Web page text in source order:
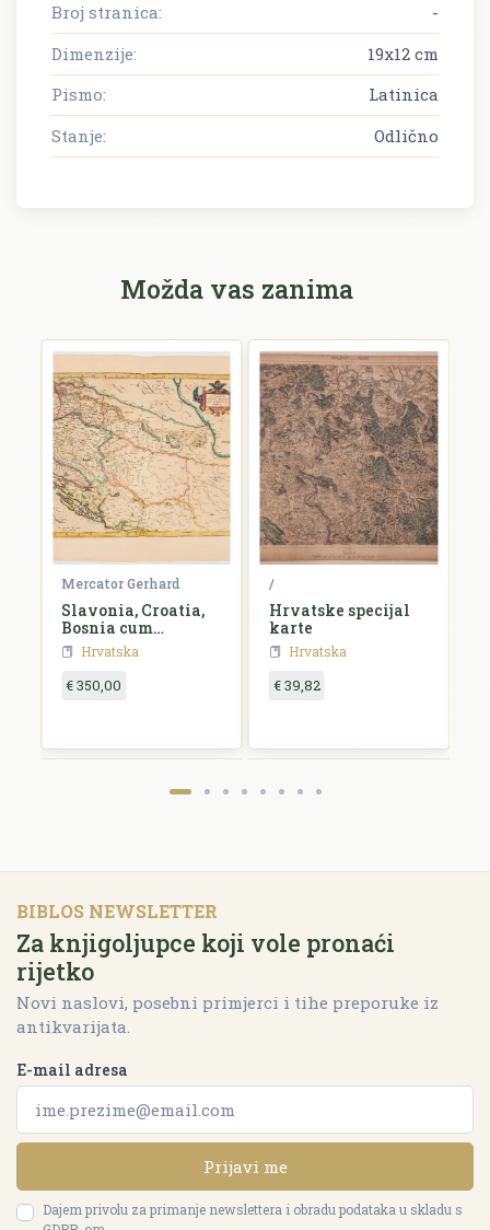
Broj stranica:
-
Dimenzije:
19x12 cm
Pismo:
Latinica
Stanje:
Odlično
Možda vas zanima
Mercator Gerhard
Slavonia, Croatia,
Bosnia cum
Dalmatiae parte
Hrvatska
€ 350,00
/
Hrvatske specijal
karte
Hrvatska
€ 39,82
BIBLOS NEWSLETTER
Za knjigoljupce koji vole pronaći
rijetko
Novi naslovi, posebni primjerci i tihe preporuke iz
antikvarijata.
E-mail adresa
Prijavi me
Dajem privolu za primanje newslettera i obradu podataka u skladu s